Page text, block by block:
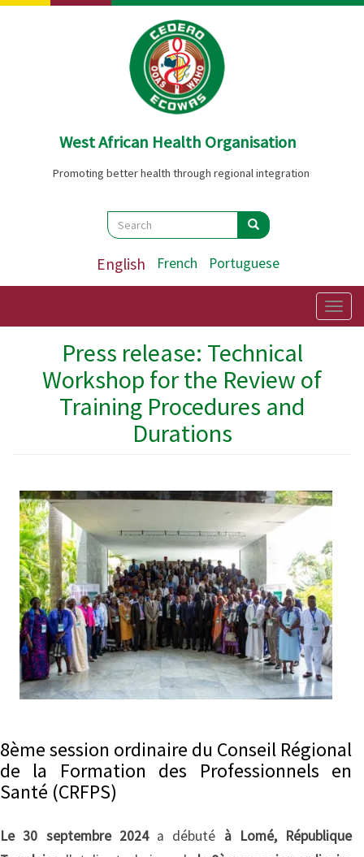
Skip
West African Health Organisation
Promoting better health through regional integration
Search
Search Search
English French Portuguese
Press release: Technical
Workshop for the Review of
Training Procedures and
Durations
8ème session ordinaire du Conseil Régional
de la Formation des Professionnels en
Santé (CRFPS)
Le 30 septembre 2024 a débuté à Lomé, République